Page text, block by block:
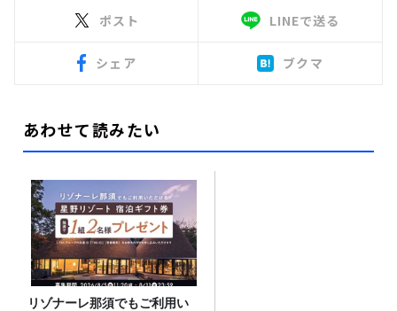
ポスト LINEで送る
シェア ブクマ
あわせて読みたい
リゾナーレ那須でもご利用い